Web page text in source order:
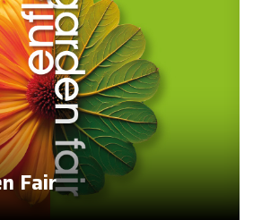
Fair